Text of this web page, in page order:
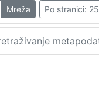
Mreža Po stranici: 25